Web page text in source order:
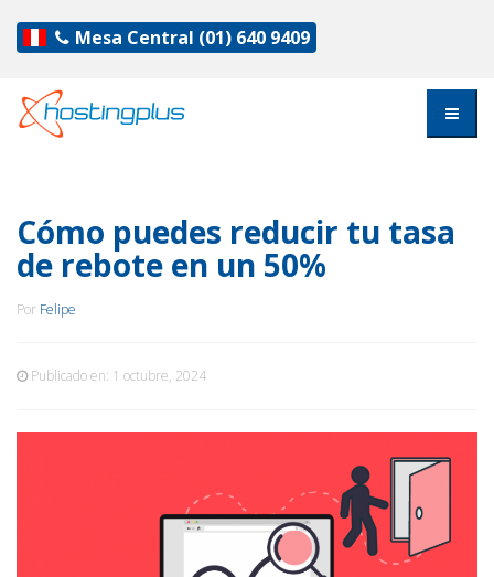
Mesa Central (01) 640 9409
Cómo puedes reducir tu tasa
de rebote en un 50%
Por Felipe
Publicado en: 1 octubre, 2024